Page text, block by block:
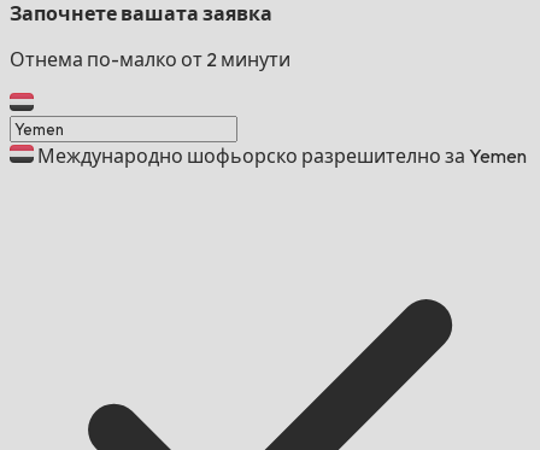
Започнете вашата заявка
Отнема по-малко от 2 минути
Международно шофьорско разрешително за Yemen